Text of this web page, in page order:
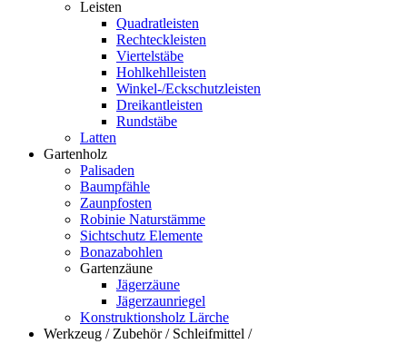
Leisten
Quadratleisten
Rechteckleisten
Viertelstäbe
Hohlkehlleisten
Winkel-/Eckschutzleisten
Dreikantleisten
Rundstäbe
Latten
Gartenholz
Palisaden
Baumpfähle
Zaunpfosten
Robinie Naturstämme
Sichtschutz Elemente
Bonazabohlen
Gartenzäune
Jägerzäune
Jägerzaunriegel
Konstruktionsholz Lärche
Werkzeug / Zubehör / Schleifmittel /